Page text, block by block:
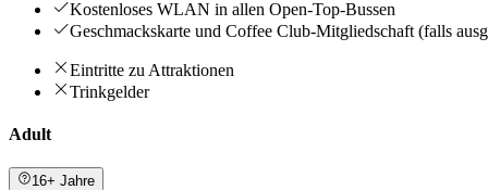
Kostenloses WLAN in allen Open-Top-Bussen
Geschmackskarte und Coffee Club-Mitgliedschaft (falls
Eintritte zu Attraktionen
Trinkgelder
Adult
16+ Jahre